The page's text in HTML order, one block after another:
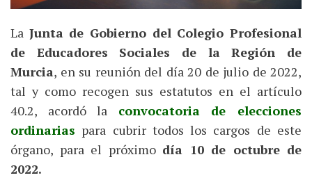
La Junta de Gobierno del Colegio Profesional
de Educadores Sociales de la Región de
Murcia, en su reunión del día 20 de julio de 2022,
tal y como recogen sus estatutos en el artículo
40.2, acordó la convocatoria de elecciones
ordinarias para cubrir todos los cargos de este
órgano, para el próximo día 10 de octubre de
2022.